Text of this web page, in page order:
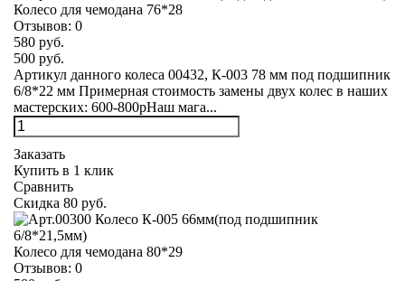
Колесо для чемодана 76*28
Отзывов: 0
580 руб.
500 руб.
Артикул данного колеса 00432, К-003 78 мм под подшипник
6/8*22 мм Примерная стоимость замены двух колес в наших
мастерских: 600-800рНаш мага...
Заказать
Купить в 1 клик
Сравнить
Скидка 80 руб.
Колесо для чемодана 80*29
Отзывов: 0